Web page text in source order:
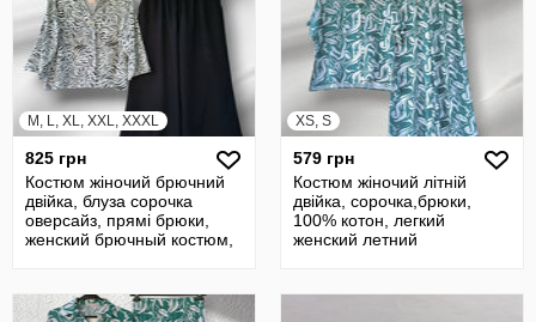
M, L, XL, XXL, XXXL
825 грн
Костюм жіночий брючний
двійка, блуза сорочка
оверсайз, прямі брюки,
женский брючный костюм,
XS, S
579 грн
Костюм жіночий літній
двійка, сорочка,брюки,
100% котон, легкий
женский летний